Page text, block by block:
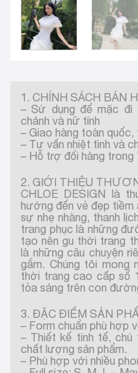
1. CHÍNH SÁCH BÁN
– Sử dụng để mặc đi
chảnh và nữ tính
– Giao hàng toàn quốc,
– Tư vấn nhiệt tình và
– Hỗ trợ đổi hàng trong
2. GIỚI THIỆU
CHLOE DESIGN là
hướng đến vẻ đẹp tiềm
sự nhẹ nhàng, thanh
trang phục là những
tạo nên gu thời trang
là những câu chuyện
gắm. Chúng tôi mong
thời trang cao cấp số
tỏa sáng trên con
3. ĐẶC ĐIỂM SẢN
– Form chuẩn phù hợp
– Thiết kế tinh tế, chú
chất lượng sản phẩm.
– Phù hợp với nhiều